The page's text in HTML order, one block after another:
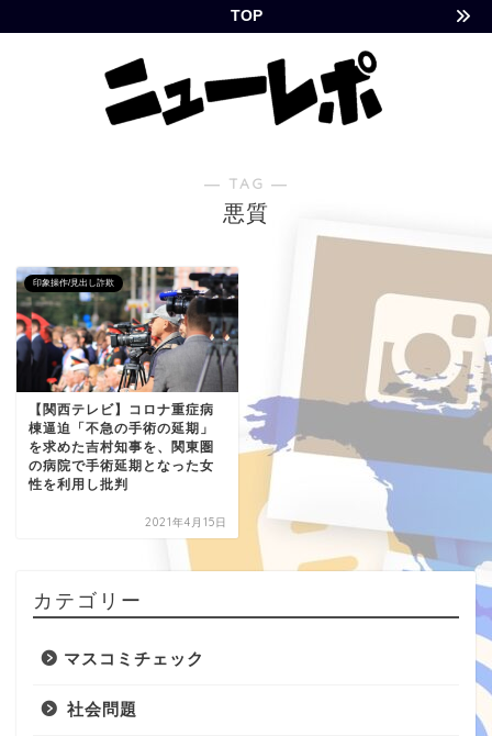
TOP
― TAG ―
悪質
印象操作/見出し詐欺
【関西テレビ】コロナ重症病
棟逼迫「不急の手術の延期」
を求めた吉村知事を、関東圏
の病院で手術延期となった女
性を利用し批判
2021年4月15日
カテゴリー
マスコミチェック
社会問題